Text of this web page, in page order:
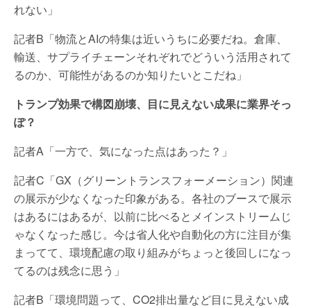
れない」
記者B「物流とAIの特集は近いうちに必要だね。倉庫、
輸送、サプライチェーンそれぞれでどういう活用されて
るのか、可能性があるのか知りたいとこだね」
トランプ効果で構図崩壊、目に見えない成果に業界そっ
ぽ？
記者A「一方で、気になった点はあった？」
記者C「GX（グリーントランスフォーメーション）関連
の展示が少なくなった印象がある。各社のブースで展示
はあるにはあるが、以前に比べるとメインストリームじ
ゃなくなった感じ。今は省人化や自動化の方に注目が集
まってて、環境配慮の取り組みがちょっと後回しになっ
てるのは残念に思う」
記者B「環境問題って、CO2排出量など目に見えない成